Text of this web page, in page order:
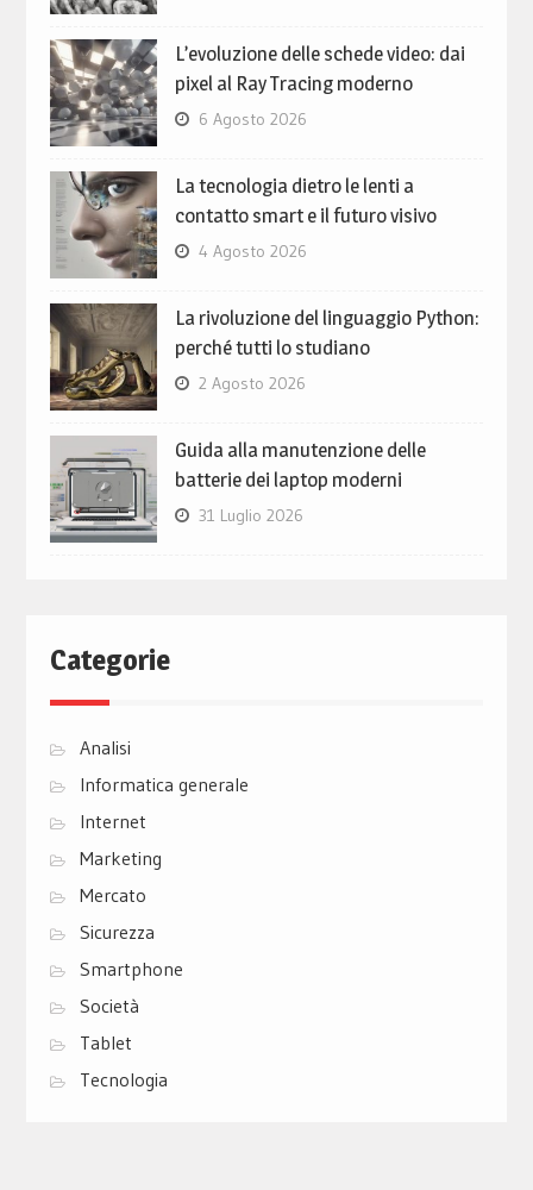
L’evoluzione delle schede video: dai
pixel al Ray Tracing moderno
6 Agosto 2026
La tecnologia dietro le lenti a
contatto smart e il futuro visivo
4 Agosto 2026
La rivoluzione del linguaggio Python:
perché tutti lo studiano
2 Agosto 2026
Guida alla manutenzione delle
batterie dei laptop moderni
31 Luglio 2026
Categorie
Analisi
Informatica generale
Internet
Marketing
Mercato
Sicurezza
Smartphone
Società
Tablet
Tecnologia